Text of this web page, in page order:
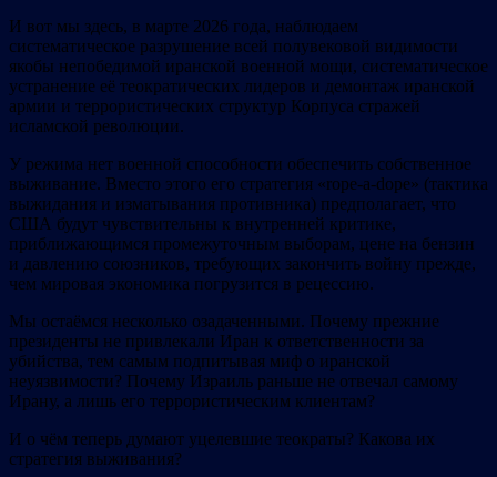
И вот мы здесь, в марте 2026 года, наблюдаем
систематическое разрушение всей полувековой видимости
якобы непобедимой иранской военной мощи, систематическое
устранение её теократических лидеров и демонтаж иранской
армии и террористических структур Корпуса стражей
исламской революции.
У режима нет военной способности обеспечить собственное
выживание. Вместо этого его стратегия «rope-a-dope» (тактика
выжидания и изматывания противника) предполагает, что
США будут чувствительны к внутренней критике,
приближающимся промежуточным выборам, цене на бензин
и давлению союзников, требующих закончить войну прежде,
чем мировая экономика погрузится в рецессию.
Мы остаёмся несколько озадаченными. Почему прежние
президенты не привлекали Иран к ответственности за
убийства, тем самым подпитывая миф о иранской
неуязвимости? Почему Израиль раньше не отвечал самому
Ирану, а лишь его террористическим клиентам?
И о чём теперь думают уцелевшие теократы? Какова их
стратегия выживания?